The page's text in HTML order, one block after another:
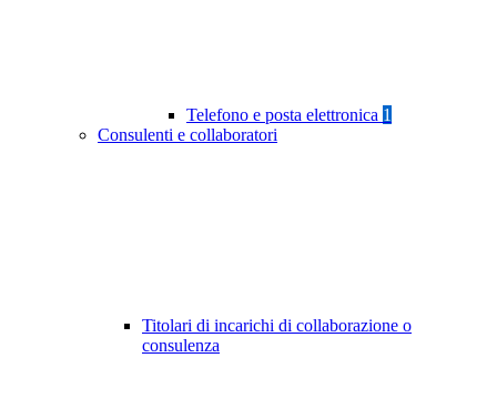
Telefono e posta elettronica 1
Consulenti e collaboratori
Titolari di incarichi di collaborazione o
consulenza